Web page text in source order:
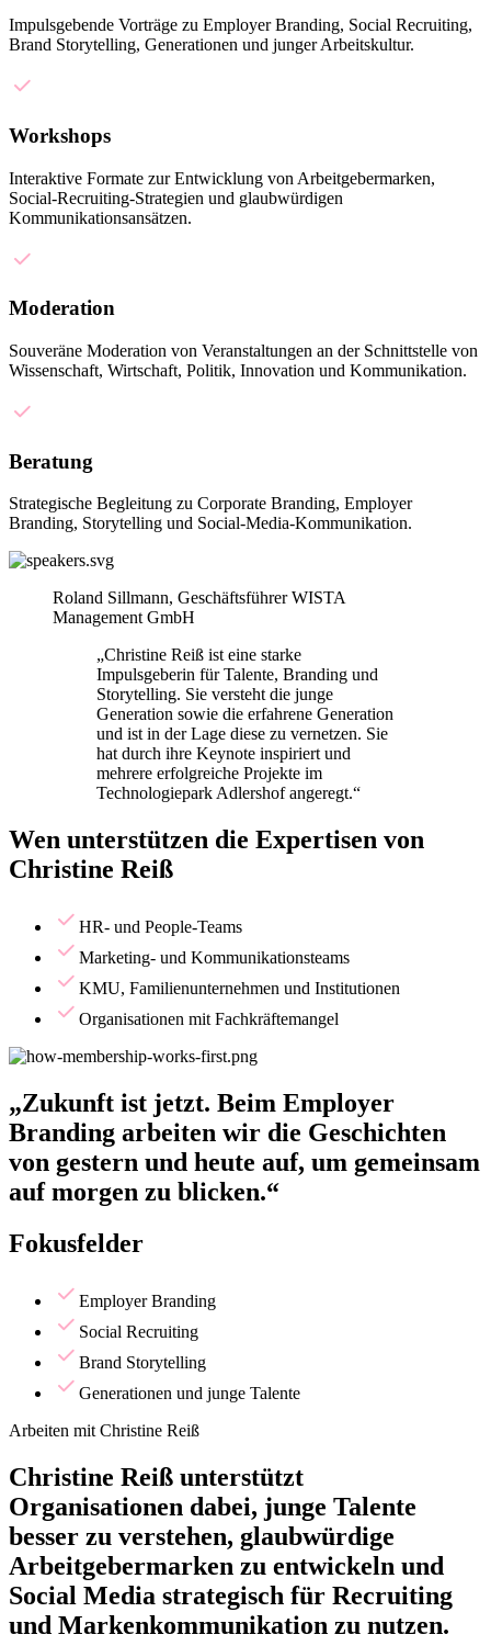
Impulsgebende Vorträge zu Employer Branding, Social Recruiting,
Brand Storytelling, Generationen und junger Arbeitskultur.
Workshops
Interaktive Formate zur Entwicklung von Arbeitgebermarken,
Social-Recruiting-Strategien und glaubwürdigen
Kommunikationsansätzen.
Moderation
Souveräne Moderation von Veranstaltungen an der Schnittstelle von
Wissenschaft, Wirtschaft, Politik, Innovation und Kommunikation.
Beratung
Strategische Begleitung zu Corporate Branding, Employer
Branding, Storytelling und Social-Media-Kommunikation.
Roland Sillmann, Geschäftsführer WISTA
Management GmbH
„Christine Reiß ist eine starke
Impulsgeberin für Talente, Branding und
Storytelling. Sie versteht die junge
Generation sowie die erfahrene Generation
und ist in der Lage diese zu vernetzen. Sie
hat durch ihre Keynote inspiriert und
mehrere erfolgreiche Projekte im
Technologiepark Adlershof angeregt.“
Wen unterstützen die Expertisen von
Christine Reiß
HR- und People-Teams
Marketing- und Kommunikationsteams
KMU, Familienunternehmen und Institutionen
Organisationen mit Fachkräftemangel
„Zukunft ist jetzt. Beim Employer
Branding arbeiten wir die Geschichten
von gestern und heute auf, um gemeinsam
auf morgen zu blicken.“
Fokusfelder
Employer Branding
Social Recruiting
Brand Storytelling
Generationen und junge Talente
Arbeiten mit Christine Reiß
Christine Reiß unterstützt
Organisationen dabei, junge Talente
besser zu verstehen, glaubwürdige
Arbeitgebermarken zu entwickeln und
Social Media strategisch für Recruiting
und Markenkommunikation zu nutzen.